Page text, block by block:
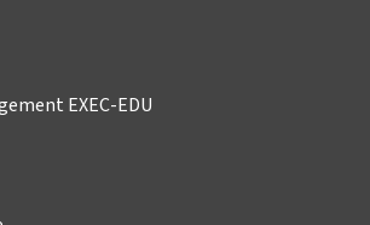
EXEC-EDU